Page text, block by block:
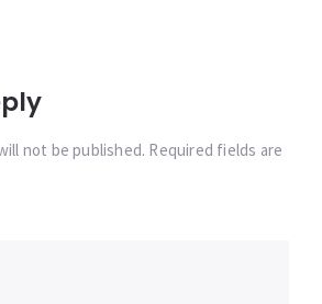
not be published. Required fields are